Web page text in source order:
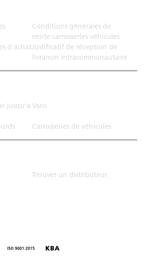
Conditions générales de
vente carrosseries véhicules
d'achatJustificatif de réception de
livraison intracommunautaire
jusqu'a Vans
Carrosseries de véhicules
Trouver un distributeur